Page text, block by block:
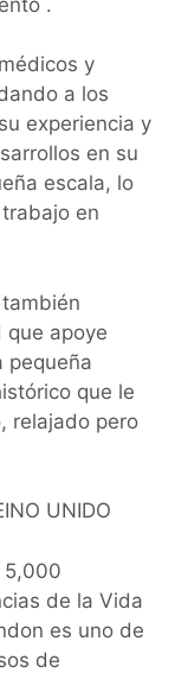
y
a los
experiencia y
en su
escala, lo
en
que apoye
pequeña
que le
relajado pero
UNIDO
5,000
de la Vida
es uno de
de